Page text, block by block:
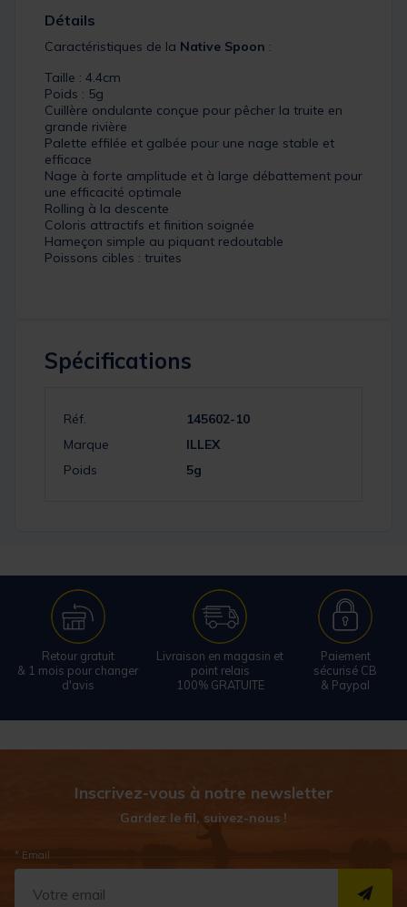
Détails
Caractéristiques de la Native Spoon :
Taille : 4.4cm
Poids : 5g
Cuillère ondulante conçue pour pêcher la truite en
grande rivière
Palette effilée et galbée pour une nage stable et
efficace
Nage à forte amplitude et à large débattement pour
une efficacité optimale
Rolling à la descente
Coloris attractifs et finition soignée
Hameçon simple au piquant redoutable
Poissons cibles : truites
Spécifications
Réf.
145602-10
Marque
ILLEX
Poids
5g
Retour gratuit
& 1 mois pour changer
d'avis
Livraison en magasin et
point relais
100% GRATUITE
Paiement
sécurisé CB
& Paypal
Inscrivez-vous à notre newsletter
Gardez le fil, suivez-nous !
* Email